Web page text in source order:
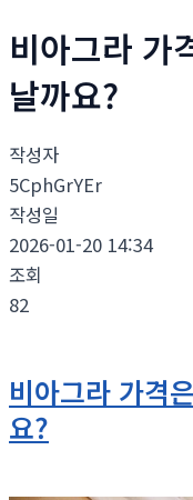
비아그라 가
날까요?
작성자
5CphGrYEr
작성일
2026-01-20 14:34
조회
82
비아그라 가격
요?